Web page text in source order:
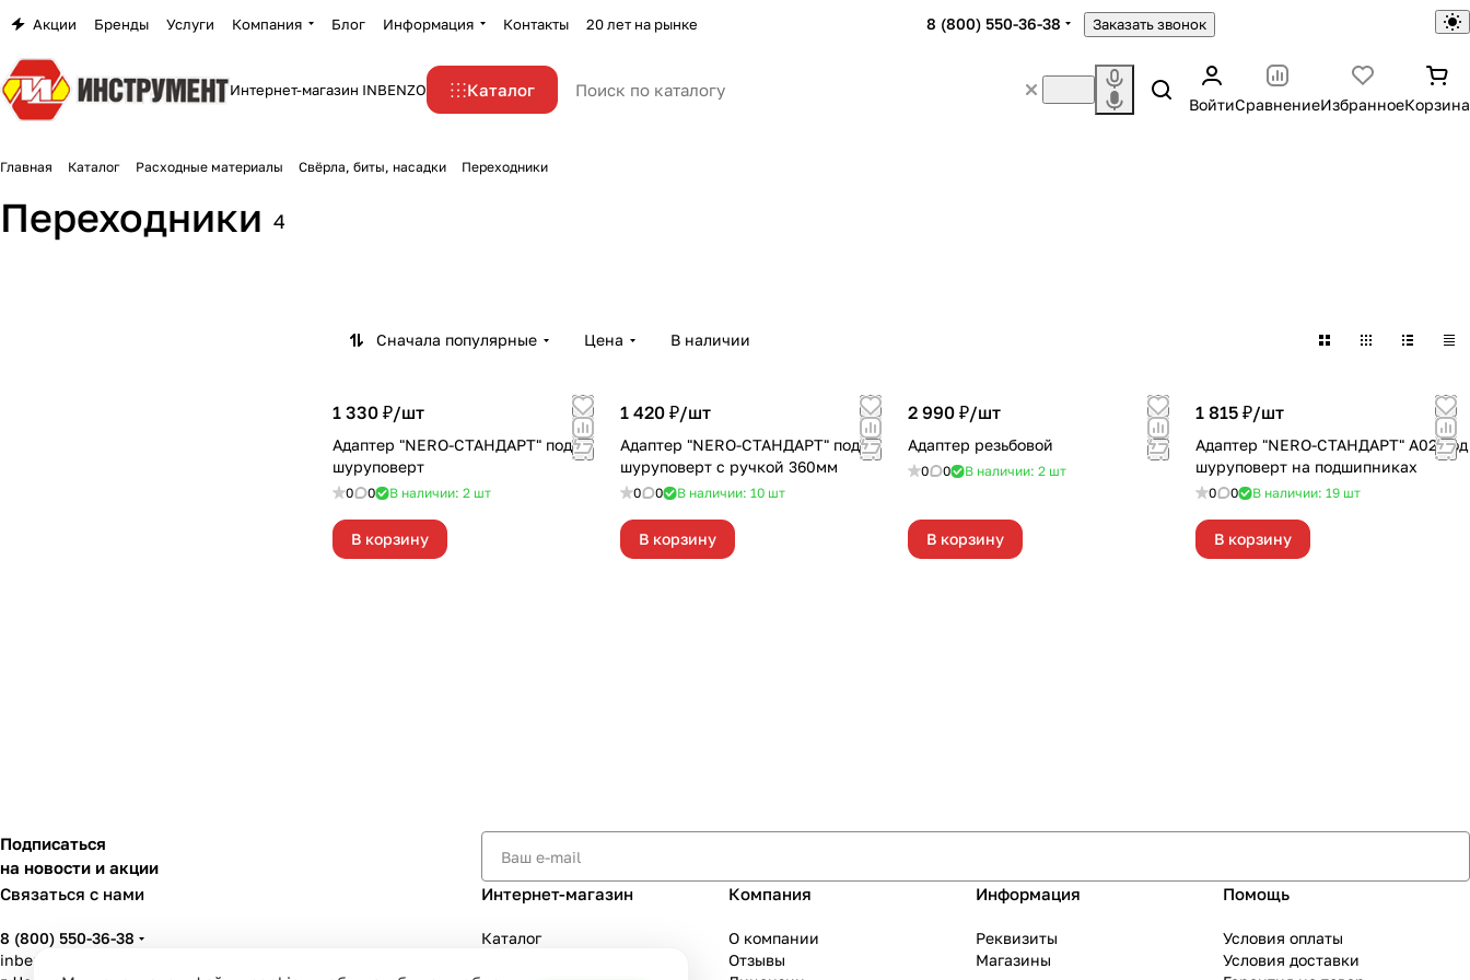
Акции Бренды Услуги Компания Блог Информация Контакты 20 лет на рынке 8 (800) 550-36-38 Заказать звонок
Интернет-магазин INBENZO Каталог
ВойтиСравнениеИзбранноеКорзина
Главная Каталог Расходные материалы Свёрла, биты, насадки Переходники
Переходники 4
для сверлильных
Сначала популярные Цена В наличии
1 330 ₽/шт
Адаптер "NERO-СТАНДАРТ" под
шуруповерт
0 0 В наличии: 2 шт
В корзину
1 420 ₽/шт
Адаптер "NERO-СТАНДАРТ" под
шуруповерт с ручкой 360мм
0 0 В наличии: 10 шт
В корзину
2 990 ₽/шт
Адаптер резьбовой
0 0 В наличии: 2 шт
В корзину
1 815 ₽/шт
Адаптер "NERO-СТАНДАРТ" А02 под
шуруповерт на подшипниках
0 0 В наличии: 19 шт
В корзину
Подписаться
на новости и акции
Связаться с нами
8 (800) 550-36-38
inbenzo35@list.ru
Интернет-магазин
Каталог
Компания
О компании
Отзывы
Информация
Реквизиты
Магазины
Помощь
Условия оплаты
Условия доставки